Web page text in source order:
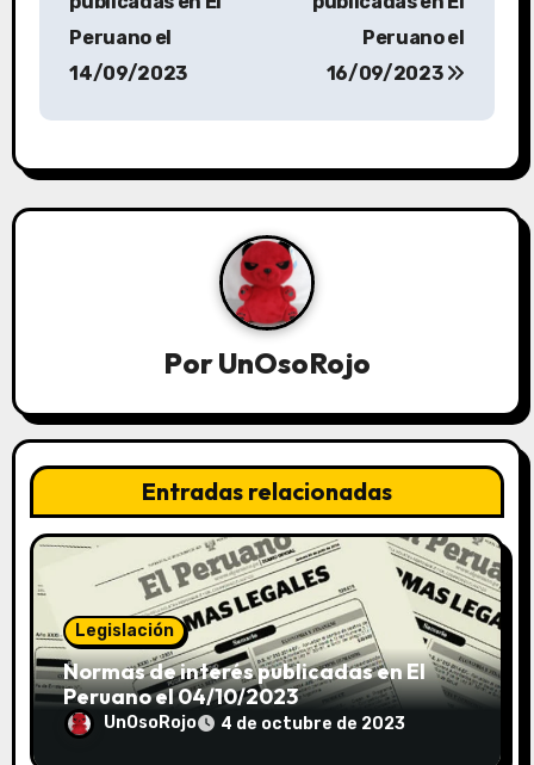
Peruano el
14/09/2023
Peruano el
16/09/2023
PorUnOsoRojo
Entradas relacionadas
Legislación
Normas de interés publicadas en El
Peruano el 04/10/2023
UnOsoRojo 4 de octubre de 2023